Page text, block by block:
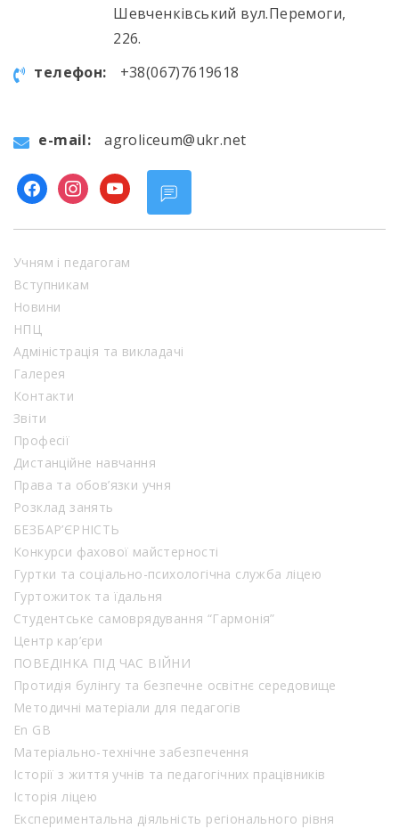
Шевченківський вул.Перемоги,
226.
телефон:
+38(067)7619618
e-mail: agroliceum@ukr.net
facebookinstagram
youtube
Учням і педагогам
Вступникам
Новини
НПЦ
Адміністрація та викладачі
Галерея
Контакти
Звіти
Професії
Дистанційне навчання
Права та обов’язки учня
Розклад занять
БЕЗБАР’ЄРНІСТЬ
Конкурси фахової майстерності
Гуртки та соціально-психологічна служба ліцею
Гуртожиток та їдальня
Студентське самоврядування “Гармонія”
Центр кар’єри
ПОВЕДІНКА ПІД ЧАС ВІЙНИ
Протидія булінгу та безпечне освітнє середовище
Методичні матеріали для педагогів
En GB
Матеріально-технічне забезпечення
Історії з життя учнів та педагогічних працівників
Історія ліцею
Експериментальна діяльність регіонального рівня